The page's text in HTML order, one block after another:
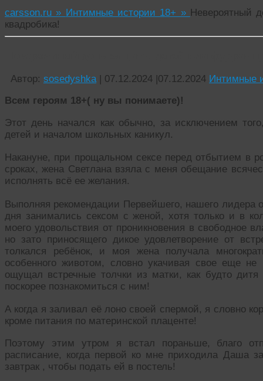
carsson.ru » Интимные истории 18+ » Невероятный
квадробика!
Автор: sosedyshka | 07.12.2024 |07.12.2024 Интимные
Всем героям 18+( ну вы понимаете)!
Этот день начался как обычно, за исключением
детей и началом школьных каникул.
Накануне, при прощальном сексе перед отбытием в
сроках, жена Светлана взяла с меня обещание
исполнять всё ее желания.
Выполняя рекомендации Первейшего, нашего
дня занимались сексом с женой, хотя только и в
моего удовольствия от проникновения в свободное
но зато приносящего дикое удовлетворение от
толкался ребёнок, и моя жена получала
особенного животом, словно укачивая свое еще
ощущал встречные толчки из матки, как будто
поскорее познакомиться с ним!
А когда я заливал её лоно своей спермой, я словно
кроме питания по материнской плаценте!
Поэтому этим утром я встал пораньше, благо
расписание, когда первой ко мне приходила Даша
завтрак , чтобы подать ей в постель!